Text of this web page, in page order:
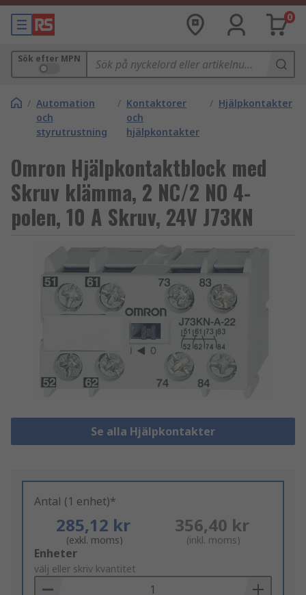
0
Sök efter MPN
/ Automation
och
styrutrustning
/ Kontaktorer
och
hjälpkontakter
/ Hjälpkontakter
Omron Hjälpkontaktblock med
Skruv klämma, 2 NC/2 NO 4-
polen, 10 A Skruv, 24V J73KN
Se alla Hjälpkontakter
Antal (1 enhet)*
285,12 kr
(exkl. moms)
356,40 kr
(inkl. moms)
Add
to
Basket
Enheter
välj eller skriv kvantitet